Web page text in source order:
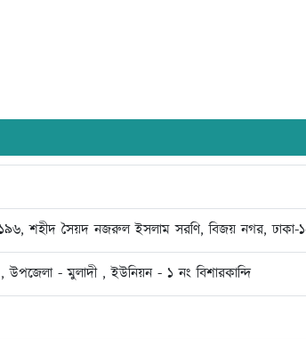
শহীদ সৈয়দ নজরুল ইসলাম সরণি, বিজয় নগর, ঢাকা-
- মুলাদী , ইউনিয়ন - ১ নং বিশারকান্দি